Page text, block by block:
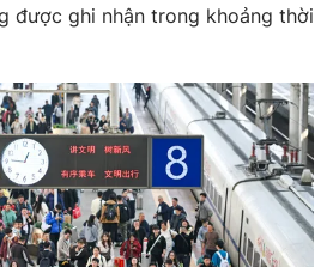
lai
được ghi nhận trong khoảng thời